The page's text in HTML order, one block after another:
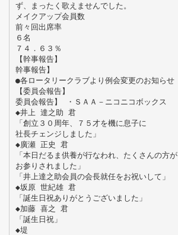
ず、まったく歌えませんでした。
メイクアップ会員数
前々回出席率
６名
７４．６３％
【幹事報告】
幹事報告】
●各ロータリークラブより例会変更のお知らせ
【委員会報告】
委員会報告】 ・ＳＡＡ－ニコニコボックス
◆井上 達之助 君
「創立３０周年、７５才を機に息子に
社長チェンジしました」
◆廣瀬 正史 君
「本日だるま供養が行なわれ、たくさんの方が
お参りされました」
「井上達之助会員の会長就任をお祝いして」
◆坂原 世紀雄 君
「誕生日祝ありがとうございました」
◆加藤 喜之 君
「誕生日祝」
◆堤